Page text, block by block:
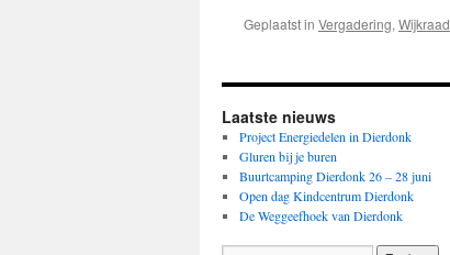
Geplaatst in Vergadering, Wijkraad
Laatste nieuws
Project Energiedelen in Dierdonk
Gluren bij je buren
Buurtcamping Dierdonk 26 – 28 juni
Open dag Kindcentrum Dierdonk
De Weggeefhoek van Dierdonk